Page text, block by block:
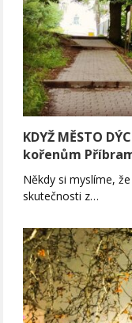
KDYŽ MĚSTO
kořenům
Někdy si myslíme,
skutečnosti z…